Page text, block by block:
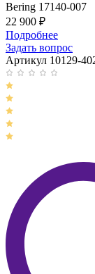
Bering 17140-007
22 900 ₽
Подробнее
Задать вопрос
Артикул 10129-